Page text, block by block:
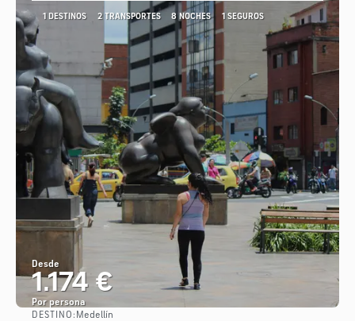
1 DESTINOS 2 TRANSPORTES 8 NOCHES 1 SEGUROS
Desde
1.174 €
Por persona
DESTINO: Medellín